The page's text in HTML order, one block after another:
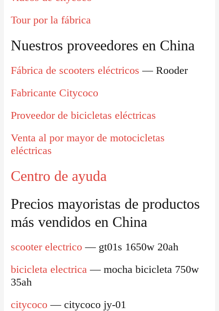
Tour por la fábrica
Nuestros proveedores en China
Fábrica de scooters eléctricos — Rooder
Fabricante Citycoco
Proveedor de bicicletas eléctricas
Venta al por mayor de motocicletas
eléctricas
Centro de ayuda
Precios mayoristas de productos
más vendidos en China
scooter electrico — gt01s 1650w 20ah
bicicleta electrica — mocha bicicleta 750w
35ah
citycoco — citycoco jy-01